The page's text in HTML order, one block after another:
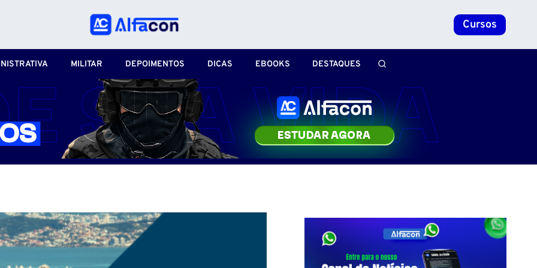
Cursos
MILITAR DEPOIMENTOS DICAS EBOOKS DESTAQUES